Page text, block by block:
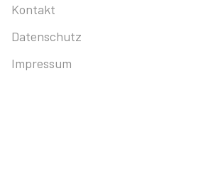
Kontakt
Datenschutz
Impressum